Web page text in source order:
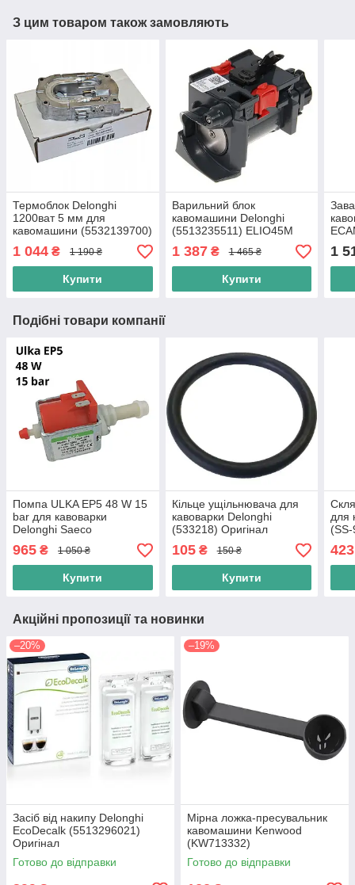
З цим товаром також замовляють
Термоблок Delonghi
1200ват 5 мм для
кавомашини (5532139700)
Оріг
1 044 ₴ 1 190 ₴
Купити
Варильний блок
кавомашини Delonghi
(5513235511) ELIO45M
EABI66.00 MAGNIFICA
ESAM3300
1 387₴ 1 465 ₴
Купити
1
Подібні товари компанії
Помпа ULKA EP5 48 W 15
bar для кавоварки
Delonghi Saeco
965 ₴ 1 050 ₴
Купити
Кільце ущільнювача для
кавоварки Delonghi
(533218) Оригінал
105₴ 150 ₴
Купити
для
423
Акційні пропозиції та новинки
–20%
Засіб від накипу Delonghi
EcoDecalk (5513296021)
Оригінал
Готово до відправки
–19%
Мірна ложка-пресувальник
кавомашини Kenwood
(KW713332)
Готово до відправки